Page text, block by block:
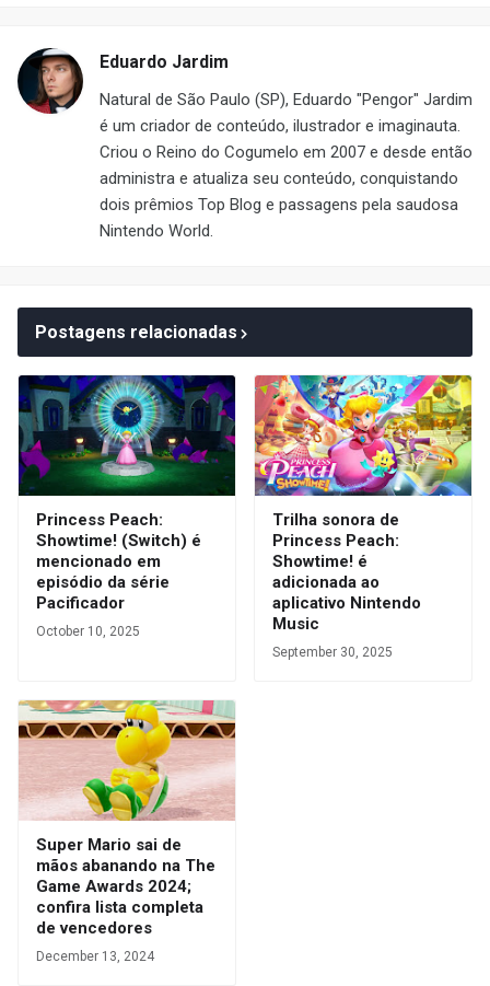
Eduardo Jardim
Natural de São Paulo (SP), Eduardo "Pengor" Jardim
é um criador de conteúdo, ilustrador e imaginauta.
Criou o Reino do Cogumelo em 2007 e desde então
administra e atualiza seu conteúdo, conquistando
dois prêmios Top Blog e passagens pela saudosa
Nintendo World.
Postagens relacionadas
Princess Peach:
Showtime! (Switch) é
mencionado em
episódio da série
Pacificador
October 10, 2025
Trilha sonora de
Princess Peach:
Showtime! é
adicionada ao
aplicativo Nintendo
Music
September 30, 2025
Super Mario sai de
mãos abanando na The
Game Awards 2024;
confira lista completa
de vencedores
December 13, 2024